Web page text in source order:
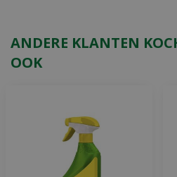
ANDERE KLANTEN
OOK